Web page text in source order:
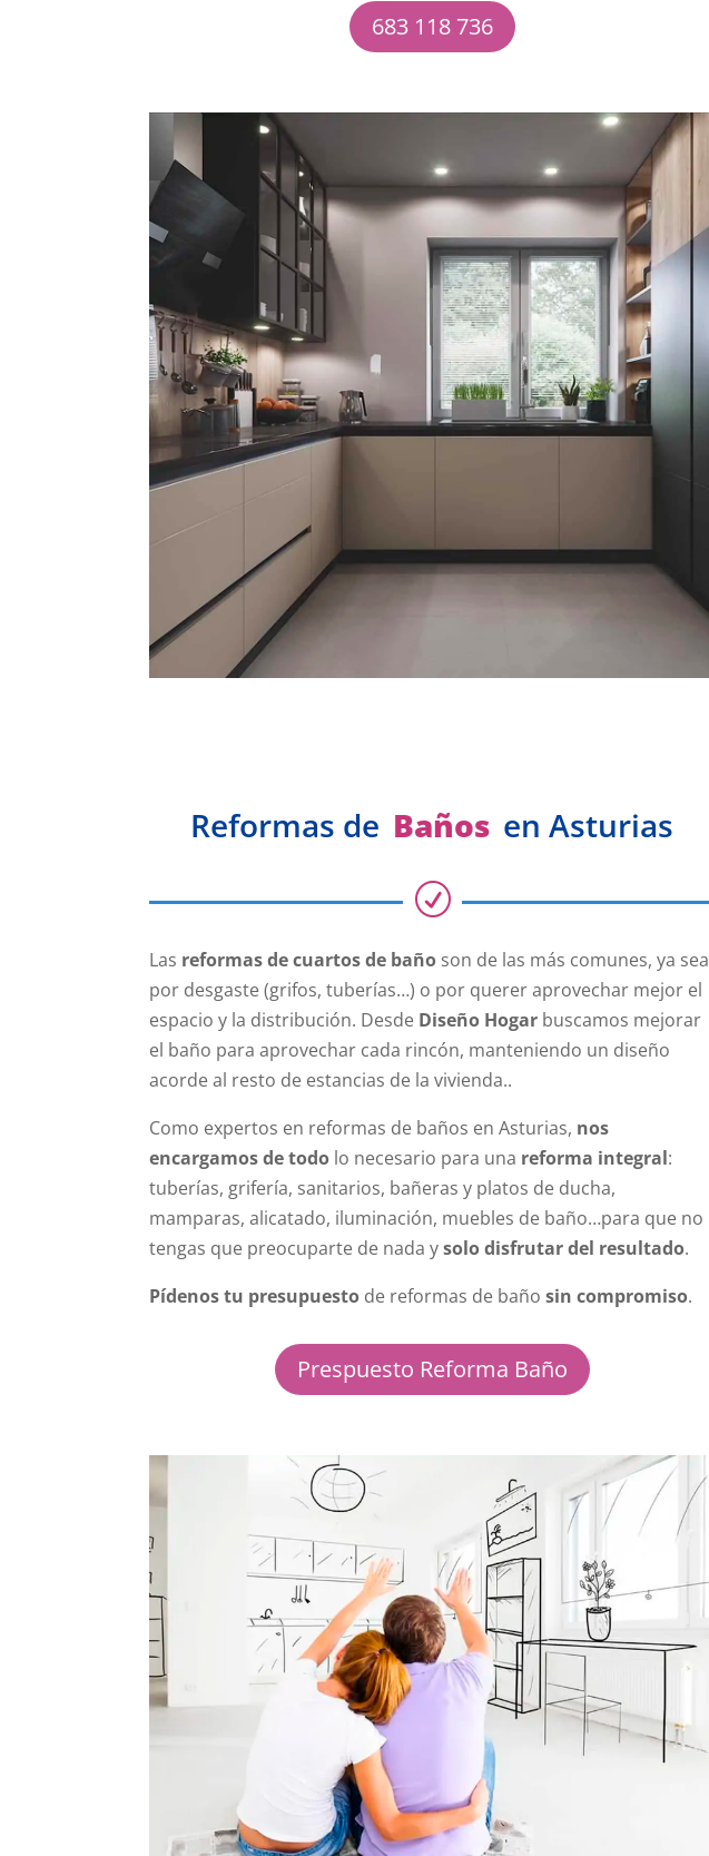
683 118 736
Reformas de Baños en Asturias
R
Las reformas de cuartos de baño son de las más comunes, ya sea
por desgaste (grifos, tuberías…) o por querer aprovechar mejor el
espacio y la distribución. Desde Diseño Hogar buscamos mejorar
el baño para aprovechar cada rincón, manteniendo un diseño
acorde al resto de estancias de la vivienda..
Como expertos en reformas de baños en Asturias, nos
encargamos de todo lo necesario para una reforma integral:
tuberías, grifería, sanitarios, bañeras y platos de ducha,
mamparas, alicatado, iluminación, muebles de baño…para que no
tengas que preocuparte de nada ysolo disfrutar del resultado.
Pídenos tu presupuesto de reformas de bañosin compromiso.
Prespuesto Reforma Baño